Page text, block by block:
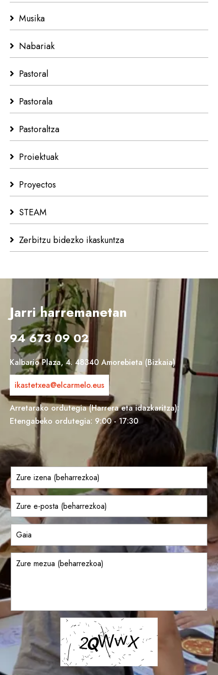
Musika
Nabariak
Pastoral
Pastorala
Pastoraltza
Proiektuak
Proyectos
STEAM
Zerbitzu bidezko ikaskuntza
Jarri harremanetan
94 673 09 02
Kalbario Plaza, 4. 48340 Amorebieta (Bizkaia)
ikastetxea@elcarmelo.eus
Arretarako ordutegia (Harrera eta idazkaritza):
Etengabeko ordutegia: 9:00 - 17:30